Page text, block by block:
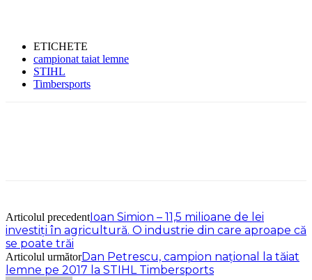
ETICHETE
campionat taiat lemne
STIHL
Timbersports
Articolul precedentIoan Simion – 11,5 milioane de lei
investiți în agricultură. O industrie din care aproape că
se poate trăi
Articolul următorDan Petrescu, campion național la tăiat
lemne pe 2017 la STIHL Timbersports